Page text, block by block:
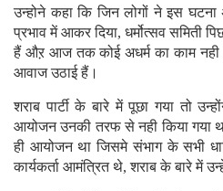
उन्होने कहा कि जिन लोगों ने इस
प्रभाव में आकर दिया, धर्मोत्सव समिती
हैं औऱ आज तक कोई अधर्म का काम नही
आवाज उठाई हैं।
शराब पार्टी के बारे में पूछा गया तो
आयोजन उनकी तरफ से नही किया गया
ही आयोजन था जिसमे संभाग के सभी
कार्यकर्ता आमंत्रित थे, शराब के बारे में